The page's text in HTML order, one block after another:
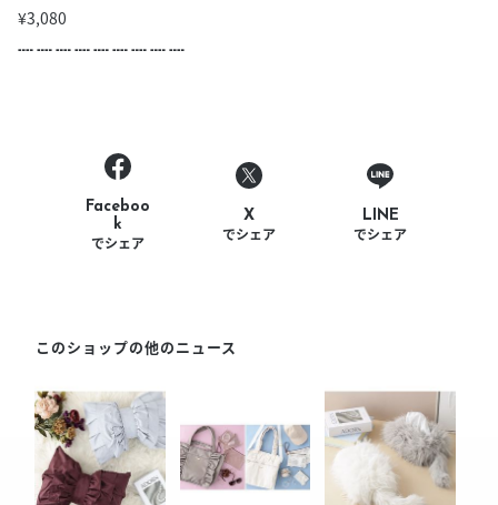
¥3,080
┉ ┉ ┉ ┉ ┉ ┉ ┉ ┉ ┉
Faceboo
k
でシェア
X
でシェア
LINE
でシェア
このショップの他のニュース